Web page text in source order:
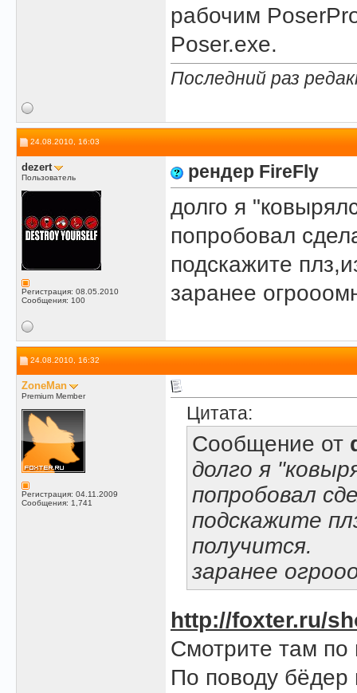
рабочим
Poser.exe.
Последний раз
24.08.2010, 16:03
dezert
Пользователь
Регистрация: 08.05.2010
Сообщения: 100
рендер FireFly
долго я
попробовал
подскажите
заранее
24.08.2010, 16:32
ZoneMan
Premium Member
Регистрация: 04.11.2009
Сообщения: 1,741
Цитата:
Сообщение от
долго я
попробовал
подскажите
получится.
заранее
http://foxter.ru/
Смотрите там по
По поводу бёдер